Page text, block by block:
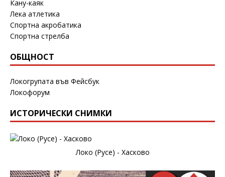
Кану-каяк
Лека атлетика
Спортна акробатика
Спортна стрелба
ОБЩНОСТ
Локогрупата във Фейсбук
Локофорум
ИСТОРИЧЕСКИ СНИМКИ
Локо (Русе) - Хасково